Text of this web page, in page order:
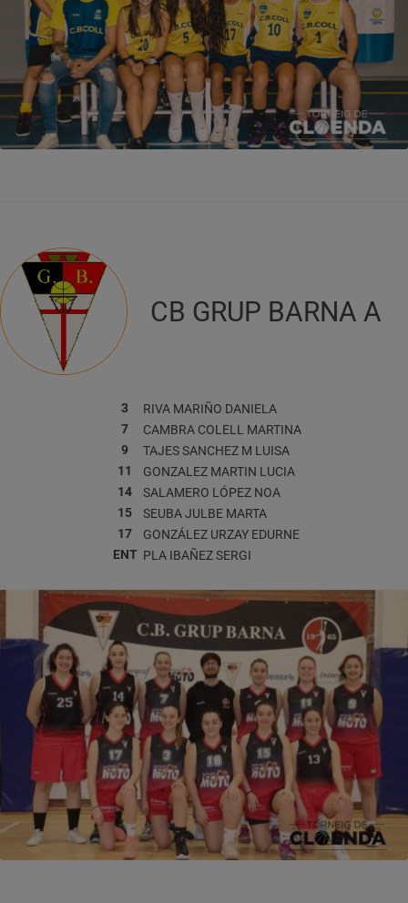
CB GRUP BARNA A
3 RIVA MARIÑO DANIELA
7
CAMBRA COLELL MARTINA
9
TAJES SANCHEZ M LUISA
11
GONZALEZ MARTIN LUCIA
14
SALAMERO LÓPEZ NOA
15
SEUBA JULBE MARTA
17
GONZÁLEZ URZAY EDURNE
ENT PLA IBAÑEZSERGI